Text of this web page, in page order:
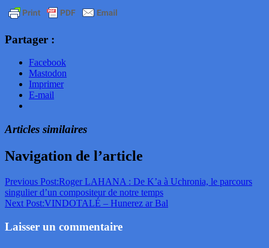
Partager :
Facebook
Mastodon
Imprimer
E-mail
Articles similaires
Navigation de l’article
Previous Post:Roger LAHANA : De K’a à Uchronia, le parcours
singulier d’un compositeur de notre temps
Next Post:VINDOTALÉ – Hunerez ar Bal
Laisser un commentaire